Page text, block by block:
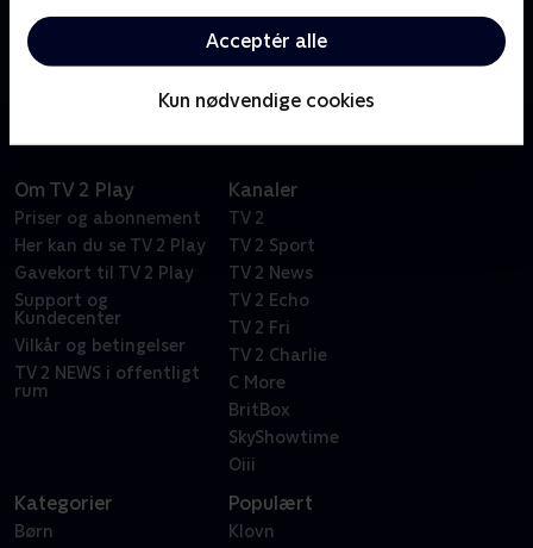
Acceptér alle
Kun nødvendige cookies
Akselby. Sammen konkurrerer de to i løb og går på
eventyr, mens de løser problemer relateret til
videnskab, teknologi, teknik og matematik.
Om TV 2 Play
Priser og abonnement
Her kan du se TV 2 Play
Gavekort til TV 2 Play
Support og
Kundecenter
Vilkår og betingelser
TV 2 NEWS i offentligt
rum
Kanaler
TV 2
TV 2 Sport
TV 2 News
TV 2 Echo
TV 2 Fri
TV 2 Charlie
C More
BritBox
SkyShowtime
Oiii
Kategorier
Børn
Populært
Klovn